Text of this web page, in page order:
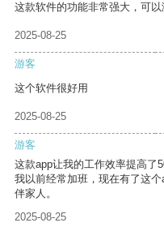
这款软件的功能非常强大，可以
2025-08-25
游客
这个软件很好用
2025-08-25
游客
这款app让我的工作效率提高了
我以前经常加班，现在有了这
伴家人。
2025-08-25